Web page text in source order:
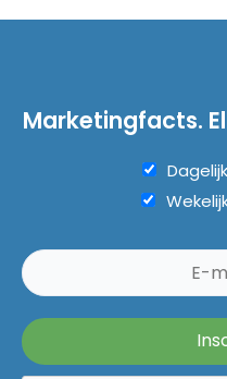
Marketingfacts.